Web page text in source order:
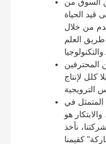
السوق من
قيد الحياة
من خلال
طريق العلم
والتكنولوجيا.
المحترفين
كلل لإنتاج
المتمثل في
هو
نأخذ
كقيمنا